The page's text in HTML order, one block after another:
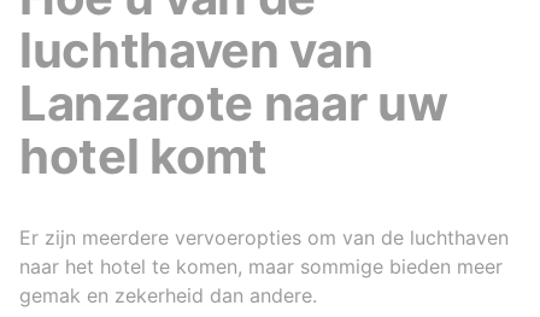
luchthaven van
Lanzarote naar uw
hotel komt
Er zijn meerdere vervoeropties om van de luchthaven
naar het hotel te komen, maar sommige bieden meer
gemak en zekerheid dan andere.